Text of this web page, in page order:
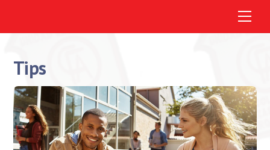
M
e
n
Tips